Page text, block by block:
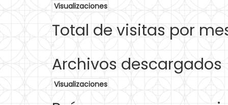
Visualizaciones
Total de visitas por
Archivos descargados
Visualizaciones